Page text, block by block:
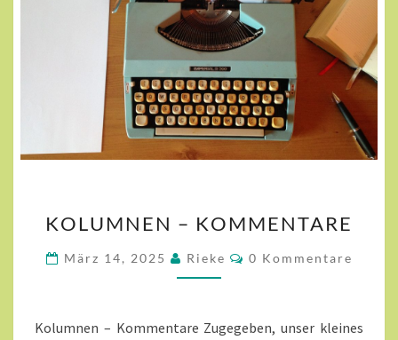
–
KOMMENTARE
KOLUMNEN – KOMMENTARE
März 14, 2025 Rieke Kommentare
0 Kommentare
Kolumnen – Kommentare Zugegeben, unser kleines